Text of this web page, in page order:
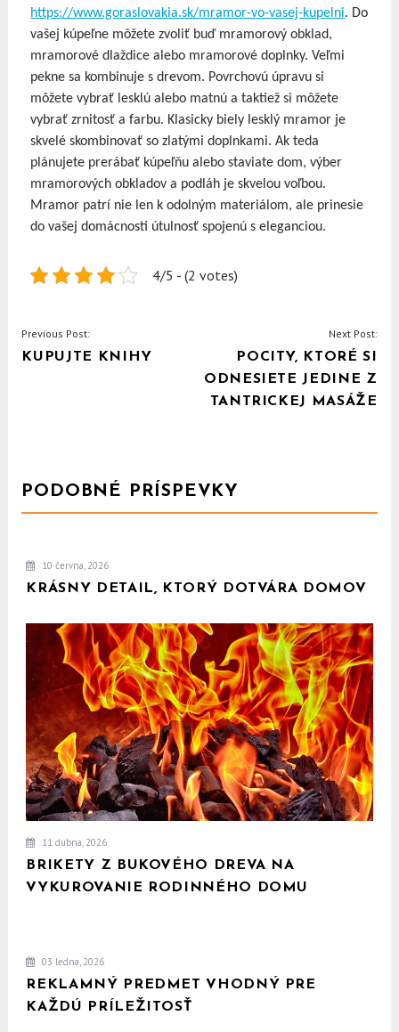
https://www.goraslovakia.sk/mramor-vo-vasej-kupelni. Do
vašej kúpeľne môžete zvoliť buď mramorový obklad,
mramorové dlaždice alebo mramorové doplnky. Veľmi
pekne sa kombinuje s drevom. Povrchovú úpravu si
môžete vybrať lesklú alebo matnú a taktiež si môžete
vybrať zrnitosť a farbu. Klasicky biely lesklý mramor je
skvelé skombinovať so zlatými doplnkami. Ak teda
plánujete prerábať kúpeľňu alebo staviate dom, výber
mramorových obkladov a podláh je skvelou voľbou.
Mramor patrí nie len k odolným materiálom, ale prinesie
do vašej domácnosti útulnosť spojenú s eleganciou.
4/5 - (2 votes)
NAVIGACE
PRO
Previous Post:
KUPUJTE KNIHY
Next Post:
POCITY, KTORÉ SI
ODNESIETE JEDINE Z
TANTRICKEJ MASÁŽE
PODOBNÉ PRÍSPEVKY
10 června, 2026
KRÁSNY DETAIL, KTORÝ DOTVÁRA DOMOV
11 dubna, 2026
BRIKETY Z BUKOVÉHO DREVA NA
VYKUROVANIE RODINNÉHO DOMU
03 ledna, 2026
REKLAMNÝ PREDMET VHODNÝ PRE
KAŽDÚ PRÍLEŽITOSŤ